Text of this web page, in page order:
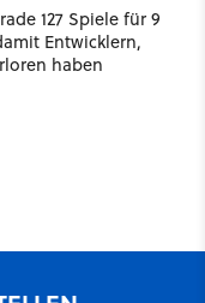
127 Spiele für 9
Entwicklern,
haben